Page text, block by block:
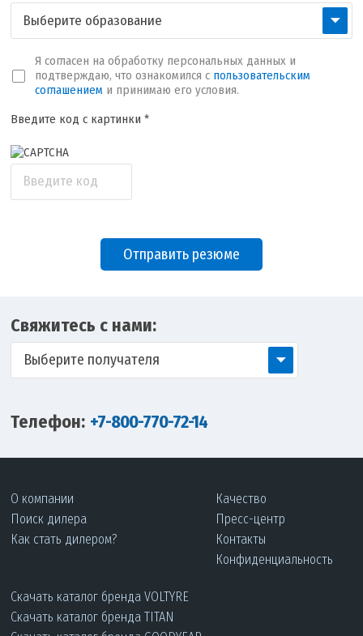
Выберите образование
Я согласен на обработку персональных данных и
подтверждаю, что ознакомился с пользовательским
соглашением и принимаю его условия.
Введите код с картинки *
Введите код
Отправить резюме
Свяжитесь с нами:
Выберите получателя
Телефон: +7-800-770-72-14
О компании
Поиск дилера
Как стать дилером?
Качество
Пресс-центр
Контакты
Конфиденциальность
Скачать каталог бренда VOLTYRE
Скачать каталог бренда TITAN